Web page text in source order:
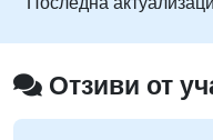
Комуникират
подобрят
Отзиви от